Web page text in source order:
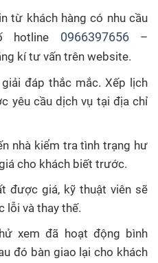
từ khách hàng có nhu cầu
hotline 0966397656 –
kí tư vấn trên website.
đáp thắc mắc. Xếp lịch
yêu cầu dịch vụ tại địa chỉ
nhà kiểm tra tình trạng hư
cho khách biết trước.
được giá, kỹ thuật viên sẽ
lỗi và thay thế.
xem đã hoạt động bình
đó bàn giao lại cho khách